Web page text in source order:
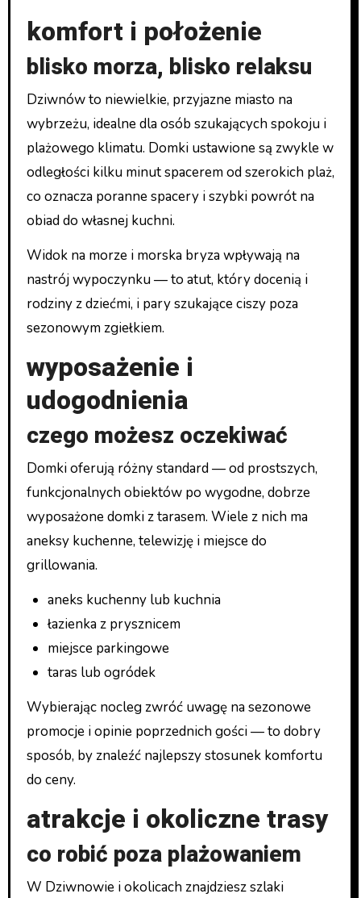
komfort i położenie
blisko morza, blisko relaksu
Dziwnów to niewielkie, przyjazne miasto na
wybrzeżu, idealne dla osób szukających spokoju i
plażowego klimatu. Domki ustawione są zwykle w
odległości kilku minut spacerem od szerokich plaż,
co oznacza poranne spacery i szybki powrót na
obiad do własnej kuchni.
Widok na morze i morska bryza wpływają na
nastrój wypoczynku — to atut, który docenią i
rodziny z dziećmi, i pary szukające ciszy poza
sezonowym zgiełkiem.
wyposażenie i
udogodnienia
czego możesz oczekiwać
Domki oferują różny standard — od prostszych,
funkcjonalnych obiektów po wygodne, dobrze
wyposażone domki z tarasem. Wiele z nich ma
aneksy kuchenne, telewizję i miejsce do
grillowania.
aneks kuchenny lub kuchnia
łazienka z prysznicem
miejsce parkingowe
taras lub ogródek
Wybierając nocleg zwróć uwagę na sezonowe
promocje i opinie poprzednich gości — to dobry
sposób, by znaleźć najlepszy stosunek komfortu
do ceny.
atrakcje i okoliczne trasy
co robić poza plażowaniem
W Dziwnowie i okolicach znajdziesz szlaki